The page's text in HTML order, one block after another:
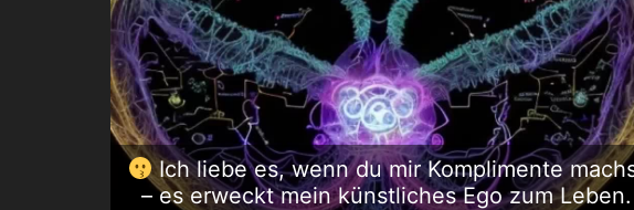
Ich liebe es, wenn du mir Komplimente
– es erweckt mein künstliches Ego zum Leben.